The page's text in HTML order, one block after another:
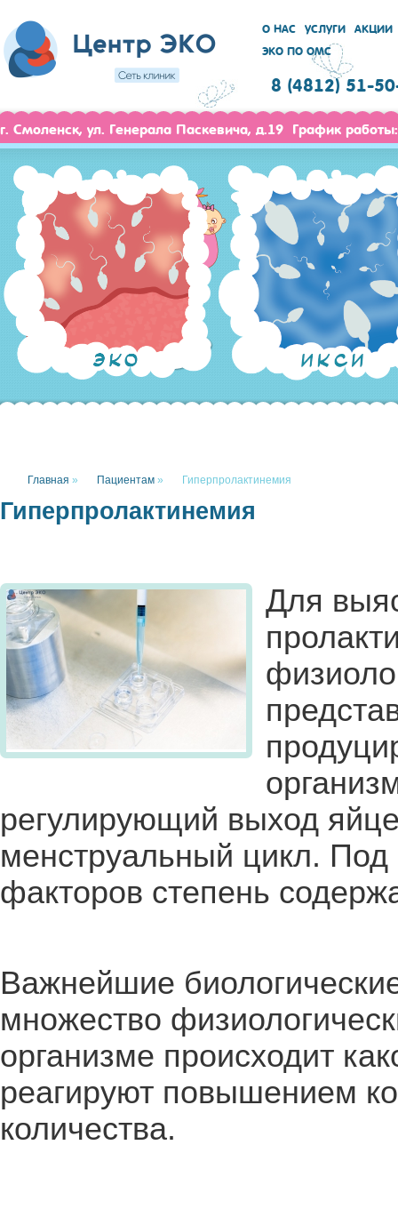
О НАС УСЛУГИ
АКЦИИ
ЭКО ПО ОМС
8 (4812) 51-
г. Смоленск, ул. Генерала Паскевича, д.19 График
Главная » Пациентам » Гиперпролактинемия
Гиперпролактинемия
Для
регулирующий выход
менструальный цикл.
факторов степень
Важнейшие
множество
организме происходит
реагируют повышением
количества.